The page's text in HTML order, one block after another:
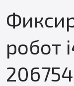
робот